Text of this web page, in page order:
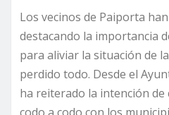
Los vecinos de Paiporta
destacando la importancia
para aliviar la situación de
perdido todo. Desde el
ha reiterado la intención